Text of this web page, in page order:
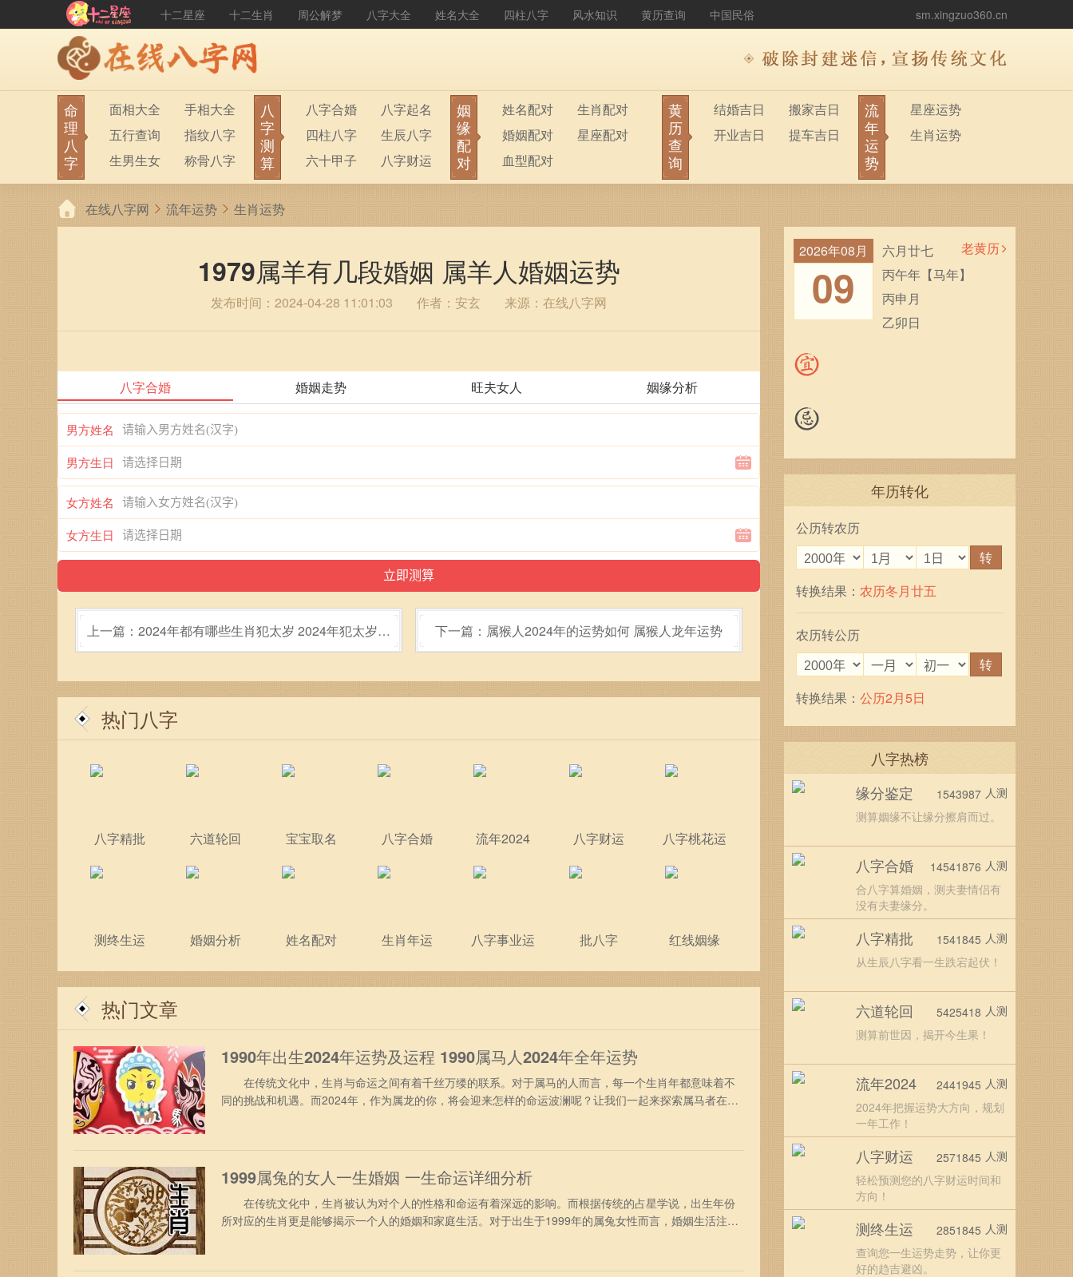
十二星座 十二生肖 周公解梦 八字大全 姓名大全 四柱八字 风水知识 黄历查询 中国民俗 sm.xingzuo360.cn
命
理
八
字
面相大全
手相大全
五行查询
指纹八字
生男生女
称骨八字
八
字
测
算
八字合婚
八字起名
四柱八字
生辰八字
六十甲子
八字财运
姻
缘
配
对
姓名配对
生肖配对
婚姻配对
星座配对
血型配对
黄
历
查
询
结婚吉日
搬家吉日
开业吉日
提车吉日
流
年
运
势
星座运势
生肖运势
在线八字网 流年运势 生肖运势
1979属羊有几段婚姻 属羊人婚姻运势
发布时间：2024-04-28 11:01:03 作者：安玄 来源：在线八字网
八字合婚 婚姻走势 旺夫女人 姻缘分析
男方姓名
男方生日
女方姓名
女方生日
上一篇：2024年都有哪些生肖犯太岁 2024年犯太岁的 下一篇：属猴人2024年的运势如何 属猴人龙年运势
热门八字
八字精批 六道轮回 宝宝取名 八字合婚 流年2024 八字财运 八字桃花运
测终生运 婚姻分析 姓名配对 生肖年运 八字事业运 批八字 红线姻缘
热门文章
1990年出生2024年运势及运程 1990属马人2024年全年运势
在传统文化中，生肖与命运之间有着千丝万缕的联系。对于属马的人而言，每一个生肖年都意味着不
同的挑战和机遇。而2024年，作为属龙的你，将会迎来怎样的命运波澜呢？让我们一起来探索属马者在龙
1999属兔的女人一生婚姻 一生命运详细分析
在传统文化中，生肖被认为对个人的性格和命运有着深远的影响。而根据传统的占星学说，出生年份
所对应的生肖更是能够揭示一个人的婚姻和家庭生活。对于出生于1999年的属兔女性而言，婚姻生活注定
老黄历
2026年08月
09
六月廿七
丙午年【马年】
丙申月
乙卯日
年历转化
公历转农历
转
转换结果： 农历冬月廿五
农历转公历
转
转换结果： 公历2月5日
八字热榜
缘分鉴定
测算姻缘不让缘分擦肩而过。
1543987 人测
八字合婚
合八字算婚姻，测夫妻情侣有
没有夫妻缘分。
14541876 人测
八字精批
从生辰八字看一生跌宕起伏！
1541845 人测
六道轮回
测算前世因，揭开今生果！
5425418 人测
流年2024
2024年把握运势大方向，规划
一年工作！
2441945 人测
八字财运
轻松预测您的八字财运时间和
方向！
2571845 人测
测终生运
查询您一生运势走势，让你更
好的趋吉避凶。
2851845 人测